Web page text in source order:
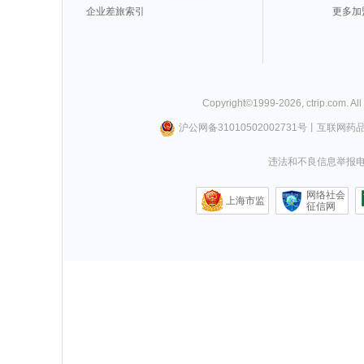
企业差旅索引
更多加
Copyright©1999-2026 ctrip.com .
沪公网备31010502002731号丨 互联网药
违法和不良信息举报
上海市监
网络社会
征信网